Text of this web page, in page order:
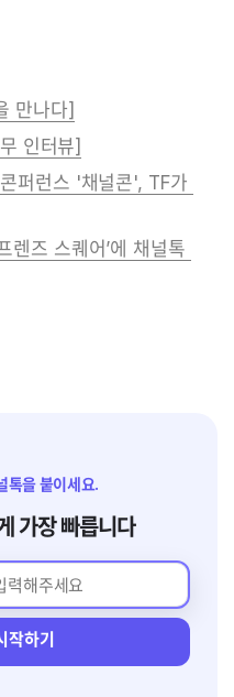
만나다]
인터뷰]
퍼런스 '채널콘', TF가
렌즈 스퀘어’에 채널톡
톡을 붙이세요.
가장 빠릅니다
작하기